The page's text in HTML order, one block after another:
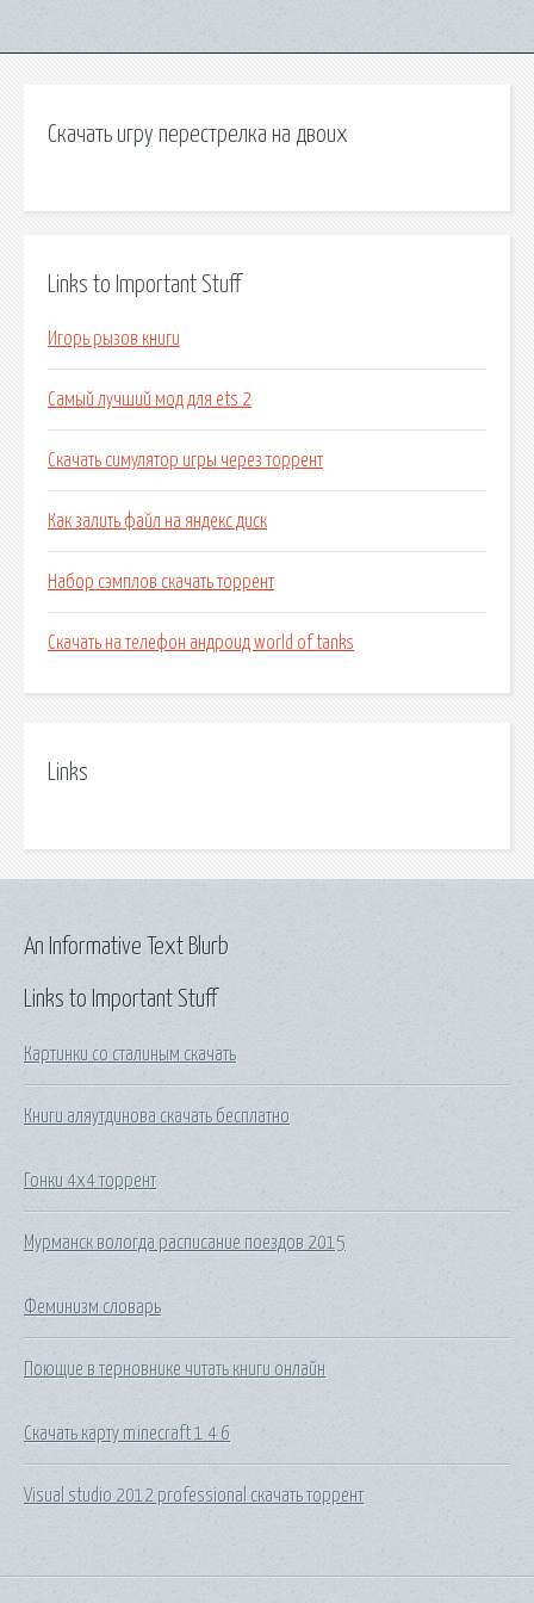
Скачать игру перестрелка на двоих
Links to Important Stuff
Игорь рызов книги
Самый лучший мод для ets 2
Скачать симулятор игры через торрент
Как залить файл на яндекс диск
Набор сэмплов скачать торрент
Скачать на телефон андроид world of tanks
Links
Links to Important Stuff
Картинки со сталиным скачать
Книги аляутдинова скачать бесплатно
Гонки 4x4 торрент
Мурманск вологда расписание поездов 2015
Феминизм словарь
Поющие в терновнике читать книги онлайн
Скачать карту minecraft 1 4 6
Visual studio 2012 professional скачать торрент
An Informative Text Blurb